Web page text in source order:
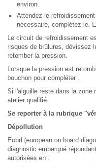
environ.
Attendez le
nécessaire, complétez-le.
Le circuit de refroidissement
risques de brûlures, dévissez
retomber la pression.
Lorsque la pression est
bouchon pour compléter .
Si l'aiguille reste dans la zone
atelier qualifié.
Se reporter à la rubrique
Dépollution
Eobd (european on board
diagnostic embarqué
autorisées en :